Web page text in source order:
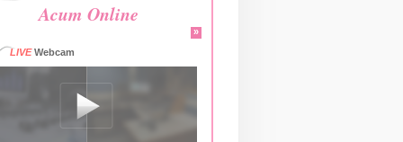
Acum Online
»
LIVEWebcam